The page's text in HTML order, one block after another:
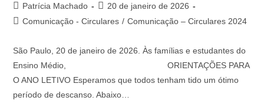
Patrícia Machado
20 de janeiro de 2026
Comunicação - Circulares / Comunicação – Circulares 2024
São Paulo, 20 de janeiro de 2026. Às famílias e estudantes do
Ensino Médio, ORIENTAÇÕES PARA
O ANO LETIVO Esperamos que todos tenham tido um ótimo
período de descanso. Abaixo…